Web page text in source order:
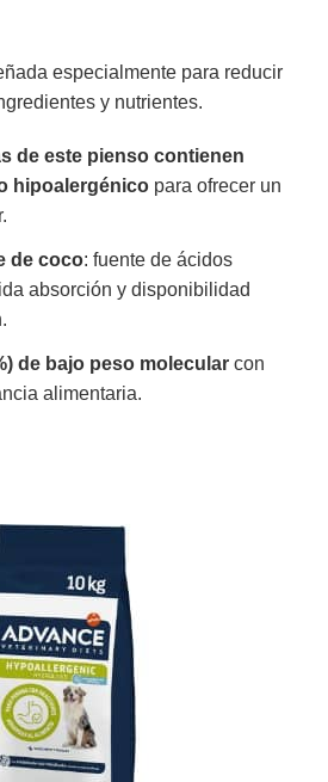
especialmente para reducir
y nutrientes.
de este pienso contienen
hipoalergénico para ofrecer un
de coco: fuente de ácidos
absorción y disponibilidad
de bajo peso molecular con
alimentaria.